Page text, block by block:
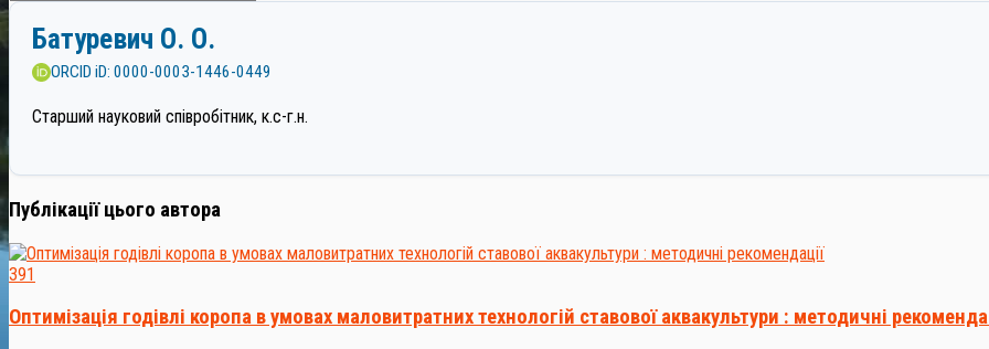
Батуревич О. О.
ORCID iD: 0000-0003-1446-0449
Старший науковий співробітник, к.с-г.н.
Публікації цього автора
391
Оптимізація годівлі коропа в умовах маловитратних технологій ставової аквакультури : методичні